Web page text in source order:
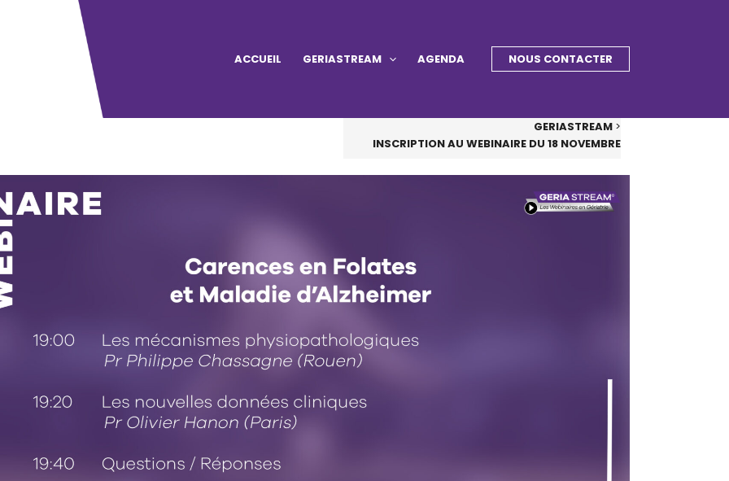
ACCUEIL
GERIASTREAM AGENDA NOUS CONTACTER
GERIASTREAM >
INSCRIPTION AU WEBINAIRE DU 18 NOVEMBRE